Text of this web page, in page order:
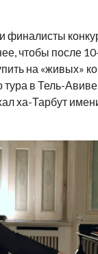
чтобы после
на «живых»
тура в Тель-
ха-Тарбут